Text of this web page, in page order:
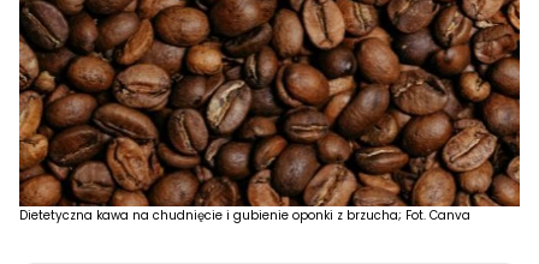
Dietetyczna kawa na chudnięcie i gubienie oponki z brzucha; Fot. Canva